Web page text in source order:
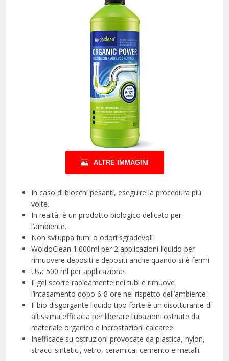
ALTRE IMMAGINI
In caso di blocchi pesanti, eseguire la procedura più
volte.
In realtà, è un prodotto biologico delicato per
l’ambiente.
Non sviluppa fumi o odori sgradevoli
WoldoClean 1.000ml per 2 applicazioni liquido per
rimuovere depositi e depositi anche quando si è fermi
Usa 500 ml per applicazione
Il gel scorre rapidamente nei tubi e rimuove
l’intasamento dopo 6-8 ore nel rispetto dell’ambiente.
Il bio disgorgante liquido tipo forte è un disotturante di
altissima efficacia per liberare tubazioni ostruite da
materiale organico e incrostazioni calcaree.
Inefficace su ostruzioni provocate da plastica, nylon,
stracci sintetici, vetro, ceramica, cemento e metalli.